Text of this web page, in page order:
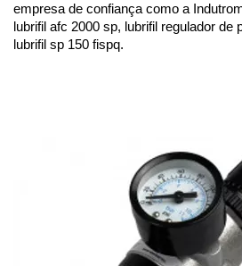
empresa de confiança como a
lubrifil afc 2000 sp, lubrifil regulador de
lubrifil sp 150 fispq.